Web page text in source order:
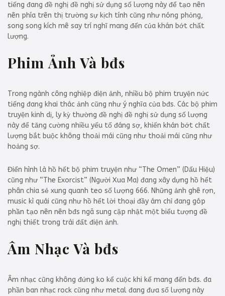
tiếng đang đề nghị đề nghị sử dụng số lượng này để tạo nên
nên phía trên thị trường sự kịch tính cũng như nóng phỏng,
song song kích mê say trí nghĩ mang đến của khán bớt chất
lượng.
Phim Ảnh Và bđs
Trong ngành công nghiệp điện ảnh, nhiều bộ phim truyện nức
tiếng đang khai thác ảnh cũng như ý nghĩa của bđs. Các bộ phim
truyện kinh dị, ly kỳ thường đề nghị đề nghị sử dụng số lượng
này để tăng cường nhiều yếu tố đáng sợ, khiến khán bớt chất
lượng bắt buộc không thoải mái cũng như thoải mái cũng như
hoảng sợ.
Điển hình là hồ hết bộ phim truyện như “The Omen” (Dấu Hiệu)
cũng như “The Exorcist” (Người Xua Ma) đang xây dựng hồ hết
phân chia sẻ xung quanh teo số lượng 666. Những ảnh ghê rợn,
music kì quái cũng như hồ hết lời thoại đầy ám chỉ đang góp
phần tạo nên nên bđs ngã sung cập nhật một biểu tượng đề
nghị thiết trong trái đất điện ảnh.
Âm Nhạc Và bđs
Âm nhạc cũng không đứng ko kể cuộc khi kể mang đến bđs. đa
phần ban nhạc rock cũng như metal đang đưa số lượng này